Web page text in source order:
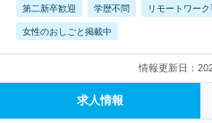
第二新卒歓迎 学歴不問 リモートワーク
女性のおしごと掲載中
情報更新日：
求人情報